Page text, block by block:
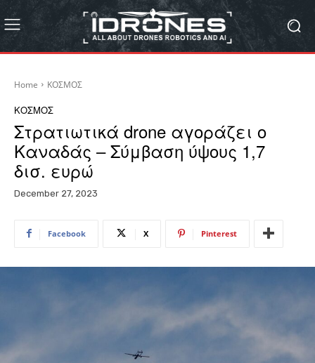
Home ΚΟΣΜΟΣ
ΚΟΣΜΟΣ
Στρατιωτικά drone αγοράζει ο
Καναδάς – Σύμβαση ύψους 1,7
δισ. ευρώ
December 27, 2023
Facebook X Pinterest